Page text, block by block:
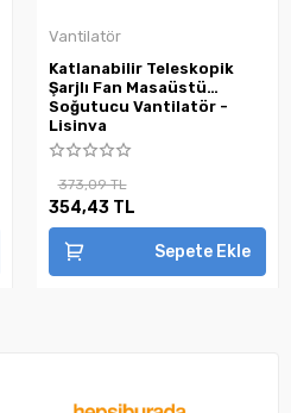
Vantilatör
Katlanabilir Teleskopik
Şarjlı Fan Masaüstü
Soğutucu Vantilatör -
Lisinya
373,09 TL
354,43 TL
Sepete Ekle